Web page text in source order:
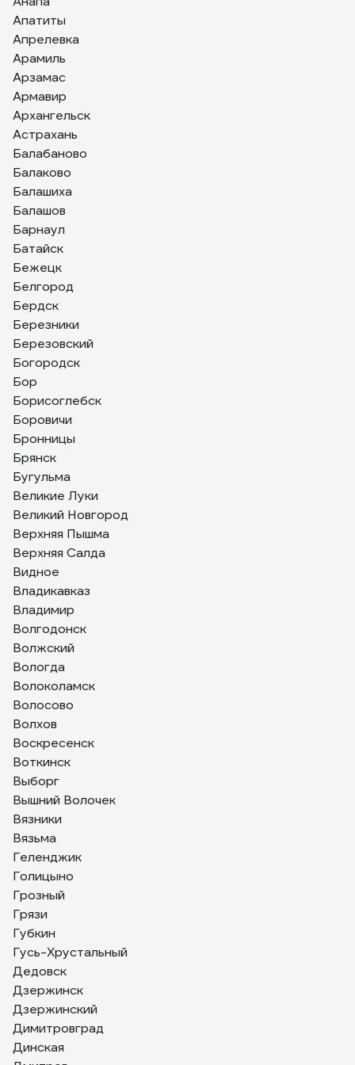
Апатиты
Апрелевка
Арамиль
Арзамас
Армавир
Архангельск
Астрахань
Балабаново
Балаково
Балашиха
Балашов
Барнаул
Батайск
Бежецк
Белгород
Бердск
Березники
Березовский
Богородск
Бор
Борисоглебск
Боровичи
Бронницы
Брянск
Бугульма
Великие Луки
Великий Новгород
Верхняя Пышма
Верхняя Салда
Видное
Владикавказ
Владимир
Волгодонск
Волжский
Вологда
Волоколамск
Волосово
Волхов
Воскресенск
Воткинск
Выборг
Вышний Волочек
Вязники
Вязьма
Геленджик
Голицыно
Грозный
Грязи
Губкин
Гусь-Хрустальный
Дедовск
Дзержинск
Дзержинский
Димитровград
Динская